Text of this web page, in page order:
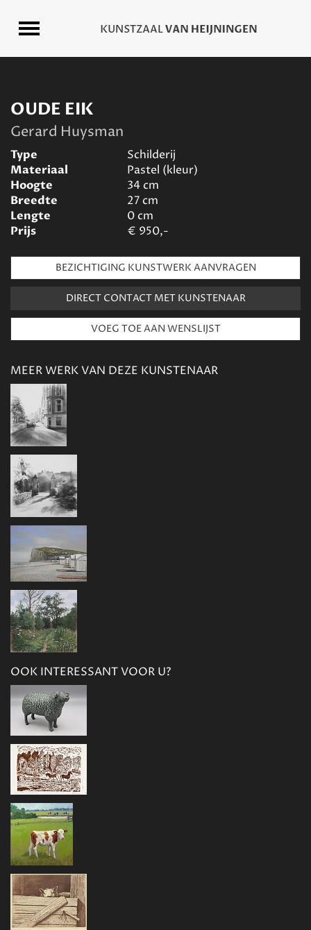
OUDE EIK
Gerard Huysman
Type
Schilderij
Materiaal
Pastel (kleur)
Hoogte
34cm
Breedte
27cm
Lengte
0cm
Prijs
€ 950,-
BEZICHTIGING KUNSTWERK AANVRAGEN
DIRECT CONTACT MET KUNSTENAAR
MEER WERK VAN DEZE KUNSTENAAR
OOK INTERESSANT VOOR U?